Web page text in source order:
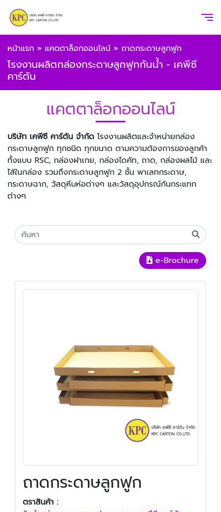
หน้าแรก » แคตตาล็อกออนไลน์ » ถาดกระดาษลูกฟูก
โรงงานผลิตกล่องกระดาษลูกฟูกกันน้ำ - เคพีซี
คาร์ตัน
แคตตาล็อกออนไลน์
บริษัท เคพีซี คาร์ตัน จำกัด โรงงานผลิตและจำหน่ายกล่อง
กระดาษลูกฟูก ทุกชนิด ทุกขนาด ตามความต้องการของลูกค้า
ทั้งแบบ RSC, กล่องฝาเกย, กล่องไดคัท, ถาด, กล่องผลไม้ และ
ไส้ในกล่อง รวมถึงกระดาษลูกฟูก 2 ชั้น พาเลทกระดาษ,
กระดาษฉาก, วัสดุหีบห่อต่างๆ และวัสดุอุปกรณ์กันกระแทก
ต่างๆ
e-Brochure
ถาดกระดาษลูกฟูก
ตราสินค้า :